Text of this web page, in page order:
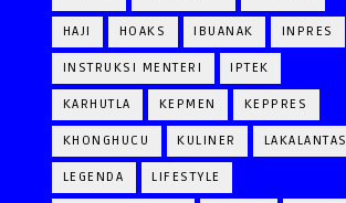
HAJI HOAKS IBUANAK INPRES
INSTRUKSI MENTERI IPTEK
KARHUTLA KEPMEN KEPPRES
KHONGHUCU KULINER LAKALANTAS
LEGENDA LIFESTYLE